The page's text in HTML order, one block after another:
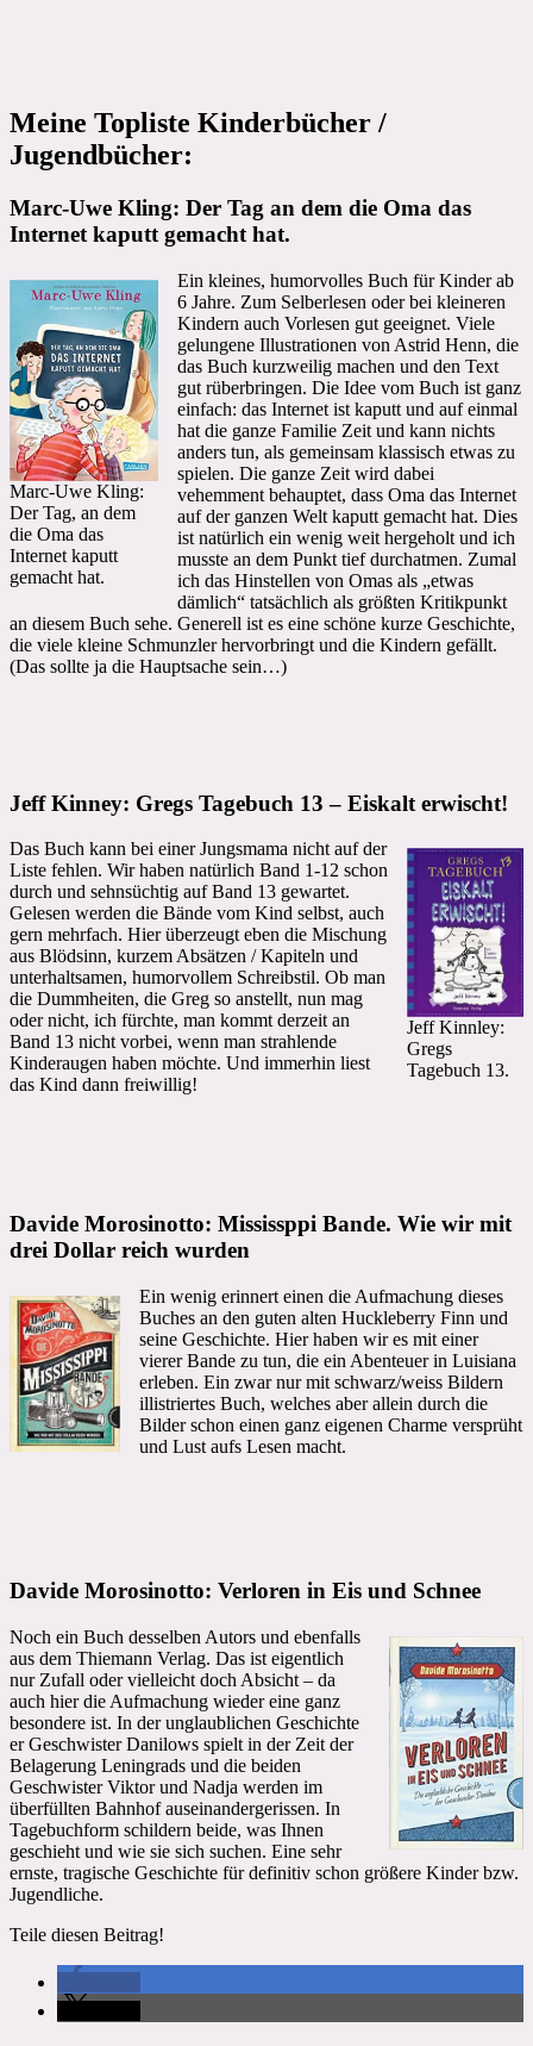
Meine Topliste Kinderbücher /
Jugendbücher:
Marc-Uwe Kling: Der Tag an dem die Oma das
Internet kaputt gemacht hat.
Marc-Uwe Kling:
Der Tag, an dem
die Oma das
Internet kaputt
gemacht hat.
Ein kleines, humorvolles Buch für Kinder ab
6 Jahre. Zum Selberlesen oder bei kleineren
Kindern auch Vorlesen gut geeignet. Viele
gelungene Illustrationen von Astrid Henn, die
das Buch kurzweilig machen und den Text
gut rüberbringen. Die Idee vom Buch ist ganz
einfach: das Internet ist kaputt und auf einmal
hat die ganze Familie Zeit und kann nichts
anders tun, als gemeinsam klassisch etwas zu
spielen. Die ganze Zeit wird dabei
vehemment behauptet, dass Oma das Internet
auf der ganzen Welt kaputt gemacht hat. Dies
ist natürlich ein wenig weit hergeholt und ich
musste an dem Punkt tief durchatmen. Zumal
ich das Hinstellen von Omas als „etwas
dämlich“ tatsächlich als größten Kritikpunkt
an diesem Buch sehe. Generell ist es eine schöne kurze Geschichte,
die viele kleine Schmunzler hervorbringt und die Kindern gefällt.
(Das sollte ja die Hauptsache sein…)
Jeff Kinney: Gregs Tagebuch 13 – Eiskalt erwischt!
Jeff Kinnley:
Gregs
Tagebuch 13.
Das Buch kann bei einer Jungsmama nicht auf der
Liste fehlen. Wir haben natürlich Band 1-12 schon
durch und sehnsüchtig auf Band 13 gewartet.
Gelesen werden die Bände vom Kind selbst, auch
gern mehrfach. Hier überzeugt eben die Mischung
aus Blödsinn, kurzem Absätzen / Kapiteln und
unterhaltsamen, humorvollem Schreibstil. Ob man
die Dummheiten, die Greg so anstellt, nun mag
oder nicht, ich fürchte, man kommt derzeit an
Band 13 nicht vorbei, wenn man strahlende
Kinderaugen haben möchte. Und immerhin liest
das Kind dann freiwillig!
Davide Morosinotto: Mississppi Bande. Wie wir mit
drei Dollar reich wurden
Ein wenig erinnert einen die Aufmachung dieses
Buches an den guten alten Huckleberry Finn und
seine Geschichte. Hier haben wir es mit einer
vierer Bande zu tun, die ein Abenteuer in Luisiana
erleben. Ein zwar nur mit schwarz/weiss Bildern
illistriertes Buch, welches aber allein durch die
Bilder schon einen ganz eigenen Charme versprüht
und Lust aufs Lesen macht.
Davide Morosinotto: Verloren in Eis und Schnee
Noch ein Buch desselben Autors und ebenfalls
aus dem Thiemann Verlag. Das ist eigentlich
nur Zufall oder vielleicht doch Absicht – da
auch hier die Aufmachung wieder eine ganz
besondere ist. In der unglaublichen Geschichte
er Geschwister Danilows spielt in der Zeit der
Belagerung Leningrads und die beiden
Geschwister Viktor und Nadja werden im
überfüllten Bahnhof auseinandergerissen. In
Tagebuchform schildern beide, was Ihnen
geschieht und wie sie sich suchen. Eine sehr
ernste, tragische Geschichte für definitiv schon größere Kinder bzw.
Jugendliche.
Teile diesen Beitrag!